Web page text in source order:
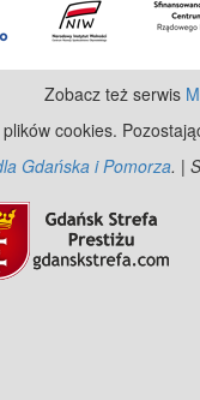
Zobacz też serwis
cookies.
Gdańska i Pomorza. |